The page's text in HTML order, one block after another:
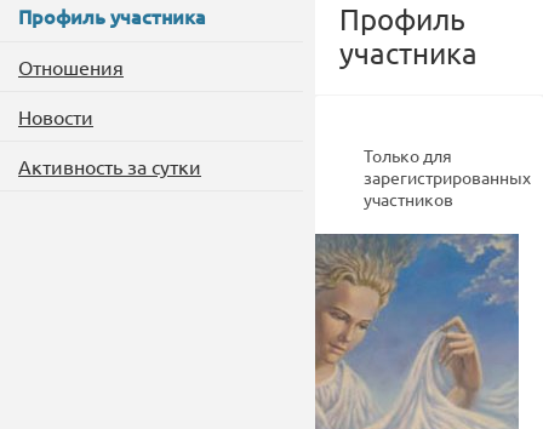
Профиль участника
Отношения
Новости
Активность за сутки
Профиль
участника
Только для
зарегистрированных
участников